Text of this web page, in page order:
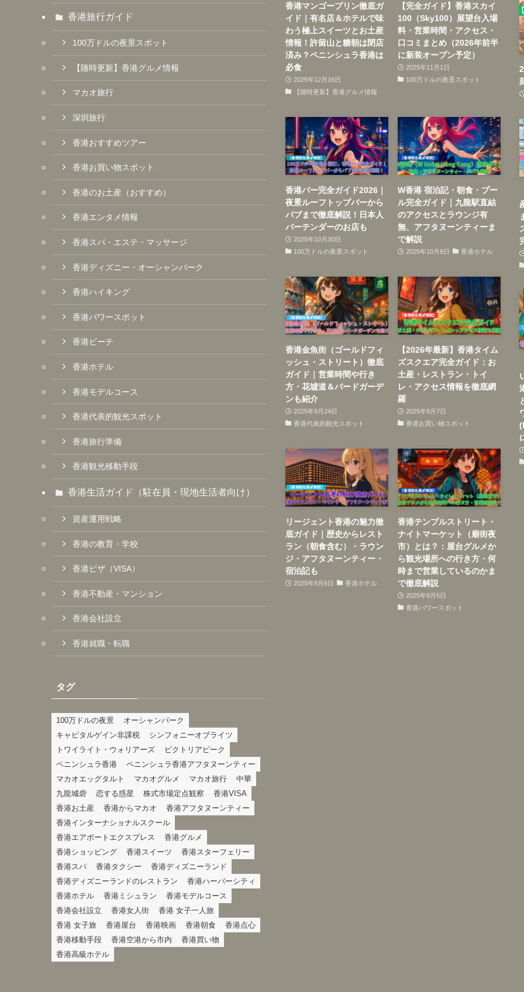
香港旅行ガイド
100万ドルの夜景スポット
【随時更新】香港グルメ情報
マカオ旅行
深圳旅行
香港おすすめツアー
香港お買い物スポット
香港のお土産（おすすめ）
香港エンタメ情報
香港スパ・エステ・マッサージ
香港ディズニー・オーシャンパーク
香港ハイキング
香港パワースポット
香港ビーチ
香港ホテル
香港モデルコース
香港代表的観光スポット
香港旅行準備
香港観光移動手段
香港生活ガイド（駐在員・現地生活者向け）
資産運用戦略
香港の教育・学校
香港ビザ（VISA）
香港不動産・マンション
香港会社設立
香港就職・転職
タグ
100万ドルの夜景
オーシャンパーク
キャピタルゲイン非課税
シンフォニーオブライツ
トワイライト・ウォリアーズ
ビクトリアピーク
ペニンシュラ香港
ペニンシュラ香港アフタヌーンティー
マカオエッグタルト
マカオグルメ マカオ旅行
中華
九龍城砦
恋する惑星 株式市場定点観察
香港VISA
香港お土産
香港からマカオ
香港アフタヌーンティー
香港インターナショナルスクール
香港エアポートエクスプレス
香港グルメ
香港ショッピング
香港スイーツ
香港スターフェリー
香港スパ
香港タクシー
香港ディズニーランド
香港ディズニーランドのレストラン
香港ハーバーシティ
香港ホテル
香港ミシュラン
香港モデルコース
香港会社設立
香港女人街
香港 女子一人旅
香港 女子旅
香港屋台 香港映画 香港朝食
香港点心
香港移動手段
香港空港から市内
香港買い物
香港高級ホテル
香港マンゴープリン徹底ガ
イド｜有名店＆ホテルで味
わう極上スイーツとお土産
情報！許留山と糖朝は閉店
済み？ペニンシュラ香港は
必食
2025年12月16日
【随時更新】香港グルメ情報
【完全ガイド】香港スカイ
100（Sky100）展望台入場
料・営業時間・アクセス・
口コミまとめ（2026年前半
に新装オープン予定）
2025年11月1日
100万ドルの夜景スポット
香港バー完全ガイド2026｜
夜景ルーフトップバーから
パブまで徹底解説！日本人
バーテンダーのお店も
2025年10月30日
100万ドルの夜景スポット
W香港 宿泊記・朝食・プー
ル完全ガイド｜九龍駅直結
のアクセスとラウンジ有
無、アフタヌーンティーま
で解説
2025年10月8日 香港ホテル
香港金魚街（ゴールドフィ
ッシュ・ストリート）徹底
ガイド｜営業時間や行き
方・花墟道＆バードガーデ
ンも紹介
2025年9月24日
香港代表的観光スポット
【2026年最新】香港タイム
ズスクエア完全ガイド：お
土産・レストラン・トイ
レ・アクセス情報を徹底網
羅
2025年9月7日
香港お買い物スポット
リージェント香港の魅力徹
底ガイド｜歴史からレスト
ラン（朝食含む）・ラウン
ジ・アフタヌーンティー・
宿泊記も
2025年9月6日 香港ホテル
香港テンプルストリート・
ナイトマーケット（廟街夜
市）とは？：屋台グルメか
ら観光場所への行き方・何
時まで営業しているのかま
で徹底解説
2025年9月5日
香港パワースポット